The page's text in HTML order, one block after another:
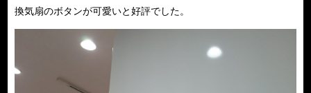
換気扇のボタンが可愛いと好評でした。